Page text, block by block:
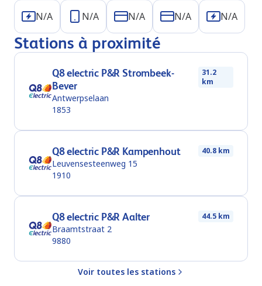
N/A N/A N/A N/A N/A
Stations à proximité
Q8 electric P&R Strombeek-
Bever
31.2
km
Antwerpselaan
1853
Q8 electric P&R Kampenhout 40.8 km
Leuvensesteenweg 15
1910
Q8 electric P&R Aalter 44.5 km
Braamtstraat 2
9880
Voir toutes les stations